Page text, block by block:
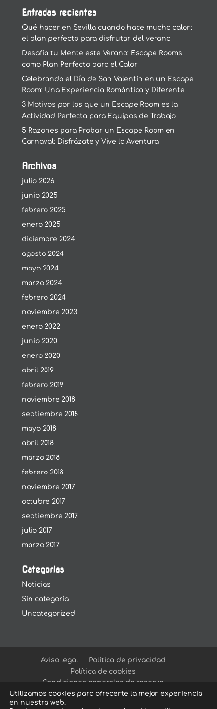
Entradas recientes
Qué hacer en Sevilla cuando hace mucho calor:
el plan perfecto para disfrutar del verano
Desafía tu Mente este Verano: Escape Rooms
como Plan Perfecto para el Calor
Celebrando el Día de San Valentín en un Escape
Room: Una Experiencia Romántica y Diferente
3 Motivos por los que un Escape Room es la
Actividad Perfecta para Equipos de Trabajo
5 Razones para Probar un Escape Room en
Carnaval: Disfrázate y Vive la Aventura
Archivos
julio 2026
junio 2025
febrero 2025
enero 2025
diciembre 2024
agosto 2024
mayo 2024
marzo 2024
febrero 2024
noviembre 2023
enero 2022
junio 2020
enero 2020
abril 2019
febrero 2019
noviembre 2018
septiembre 2018
mayo 2018
abril 2018
marzo 2018
febrero 2018
noviembre 2017
octubre 2017
septiembre 2017
julio 2017
marzo 2017
Categorías
Noticias
Sin categoría
Uncategorized
Aviso legal
Política de privacidad
Política de cookies
Condiciones generales de reserva
Utilizamos cookies para ofrecerte la mejor experiencia
en nuestra web.